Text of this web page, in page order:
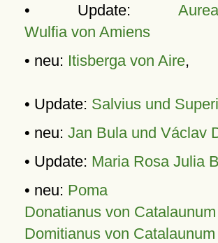
• Update:
Wulfia von Amiens
• neu: Itisberga von Aire,
• Update: Salvius und
• neu: Jan Bula und Václav
• Update: Maria Rosa Julia
• neu: Poma
Donatianus von Catalaunum
Domitianus von Catalaunum